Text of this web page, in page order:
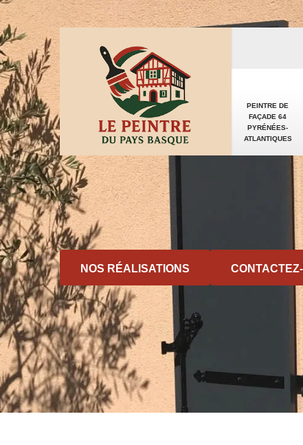
PEINTRE DE
FAÇADE 64
PYRÉNÉES-
ATLANTIQUES
NOS RÉALISATIONS